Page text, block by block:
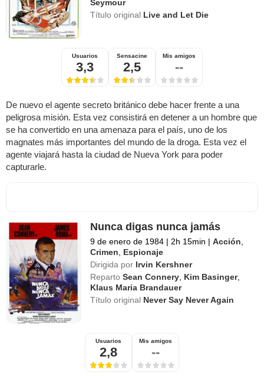
Seymour
Título original Live and Let Die
Usuarios
3,3
Sensacine
2,5
Mis amigos
--
De nuevo el agente secreto británico debe hacer frente a una
peligrosa misión. Esta vez consistirá en detener a un hombre que
se ha convertido en una amenaza para el país, uno de los
magnates más importantes del mundo de la droga. Esta vez el
agente viajará hasta la ciudad de Nueva York para poder
capturarle.
Nunca digas nunca jamás
9 de enero de 1984 | 2h 15min | Acción
Crimen
Espionaje
Dirigida por Irvin Kershner
Reparto Sean Connery Kim Basinger,
Klaus Maria Brandauer
Título original Never Say Never Again
Usuarios
2,8
Mis amigos
--